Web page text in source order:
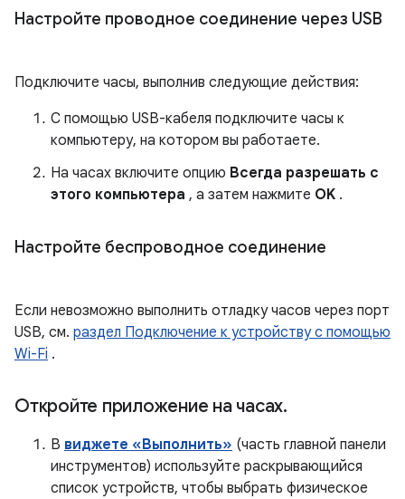
Настройте проводное соединение через USB
Подключите часы, выполнив следующие действия:
С помощью USB-кабеля подключите часы к
компьютеру, на котором вы работаете.
На часах включите опцию Всегда разрешать с
этого компьютера , а затем нажмите OK .
Настройте беспроводное соединение
Если невозможно выполнить отладку часов через порт
USB, см. раздел Подключение к устройству с помощью
Wi-Fi .
Откройте приложение на часах.
В виджете «Выполнить» (часть главной панели
инструментов) используйте раскрывающийся
список устройств, чтобы выбрать физическое